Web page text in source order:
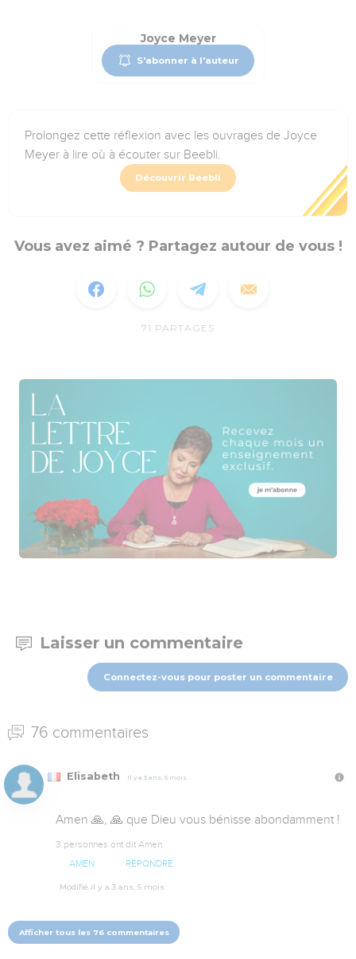
Joyce Meyer
S'abonner à l'auteur
Prolongez cette réflexion avec les ouvrages de Joyce
Meyer à lire où à écouter sur Beebli.
Découvrir Beebli
Vous avez aimé ? Partagez autour de vous !
71 PARTAGES
Laisser un commentaire
Connectez-vous pour poster un commentaire
76 commentaires
Elisabeth Il y a 3 ans, 5 mois
Amen 🙏, 🙏 que Dieu vous bénisse abondamment !
3 personnes ont dit Amen
AMEN RÉPONDRE
Modifié il y a 3 ans, 5 mois
Afficher tous les 76 commentaires